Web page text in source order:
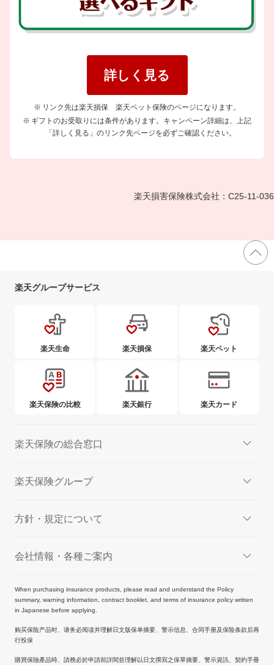
詳しく見る
リンク先は楽天損保 楽天ペット保険のページになります。
ギフトのお受取りには条件があります。キャンペーン詳細は、上記
「詳しく見る」のリンク先ページを必ずご確認ください。
楽天損害保険株式会社：C25-11-036
楽天グループサービス
楽天生命 楽天損保 楽天ペット
楽天保険の比較 楽天銀行 楽天カード
楽天保険の総合窓口
楽天保険グループ
方針・規定について
会社情報・各種ご案内
When purchasing insurance products, please read and understand the Policy
summary, warning information, contract booklet, and terms of insurance policy written
in Japanese before applying.
购买保险产品时、请务必阅读并理解日文版保单摘要、警示信息、合同手册及保险条款后再
行投保
購買保險產品時、請務必於申請前詳閱並理解以日文撰寫之保單摘要、警示資訊、契約手冊